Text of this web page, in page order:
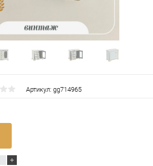
Артикул: gg714965